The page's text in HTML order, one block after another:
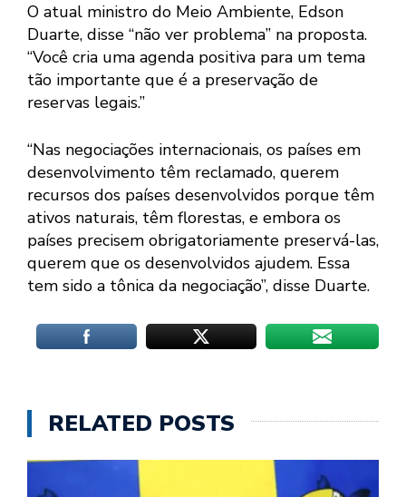
O atual ministro do Meio Ambiente, Edson
Duarte, disse “não ver problema” na proposta.
“Você cria uma agenda positiva para um tema
tão importante que é a preservação de
reservas legais.”
“Nas negociações internacionais, os países em
desenvolvimento têm reclamado, querem
recursos dos países desenvolvidos porque têm
ativos naturais, têm florestas, e embora os
países precisem obrigatoriamente preservá-las,
querem que os desenvolvidos ajudem. Essa
tem sido a tônica da negociação”, disse Duarte.
RELATED POSTS